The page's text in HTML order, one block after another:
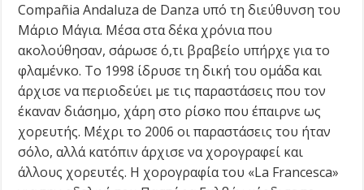
Compañia Andaluza de Danza υπό τη διεύθυνση του
Μάριο Μάγια. Μέσα στα δέκα χρόνια που
ακολούθησαν, σάρωσε ό,τι βραβείο υπήρχε για το
φλαμένκο. Το 1998 ίδρυσε τη δική του ομάδα και
άρχισε να περιοδεύει με τις παραστάσεις που τον
έκαναν διάσημο, χάρη στο ρίσκο που έπαιρνε ως
χορευτής. Μέχρι το 2006 οι παραστάσεις του ήταν
σόλο, αλλά κατόπιν άρχισε να χορογραφεί και
άλλους χορευτές. Η χορογραφία του «La Francesca»